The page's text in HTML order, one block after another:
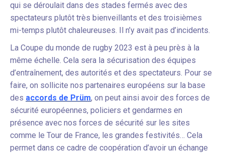
qui se déroulait dans des stades fermés avec des
spectateurs plutôt très bienveillants et des troisièmes
mi-temps plutôt chaleureuses. Il n’y avait pas d’incidents.
La Coupe du monde de rugby 2023 est à peu près à la
même échelle. Cela sera la sécurisation des équipes
d’entraînement, des autorités et des spectateurs. Pour se
faire, on sollicite nos partenaires européens sur la base
des accords de Prüm, on peut ainsi avoir des forces de
sécurité européennes, policiers et gendarmes en
présence avec nos forces de sécurité sur les sites
comme le Tour de France, les grandes festivités… Cela
permet dans ce cadre de coopération d’avoir un échange